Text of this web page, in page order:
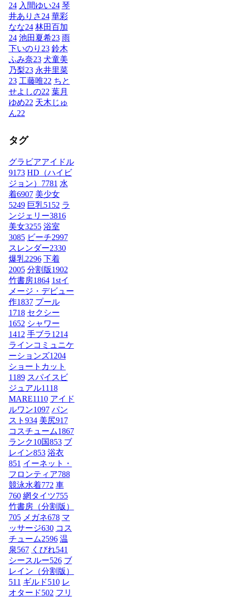
24 入間ゆい24 琴
井ありさ24 華彩
なな24 林田百加
24 池田夏希23 雨
下いのり 23 鈴木
ふみ奈23 犬童美
乃梨23 永井里菜
23 工藤唯22 ちと
せよしの22 葉月
ゆめ22 天木じゅ
ん22
タグ
グラビアアイドル
9173 HD（ハイビ
ジョン） 7781 水
着6907 美少女
5249 巨乳5152 ラ
ンジェリー3816
美女3255 浴室
3085 ビーチ2997
スレンダー2330
爆乳2296 下着
2005 分割版1902
竹書房1864 1stイ
メージ・デビュー
作1837 プール
1718 セクシー
1652 シャワー
1412 手ブラ1214
ラインコミュニケ
ーションズ1204
ショートカット
1189 スパイスビ
ジュアル1118
MARE1110 アイド
ルワン1097 パン
スト 934 美尻917
コスチューム1867
ランク10国853 ブ
レイン853 浴衣
851 イーネット・
フロンティア788
競泳水着772 車
760 網タイツ755
竹書房（分割版）
705 メガネ678 マ
ッサージ630 コス
チューム2596 温
泉567 くびれ541
シースルー526 ブ
レイン（分割版）
511 ギルド510 レ
オタード502 フリ